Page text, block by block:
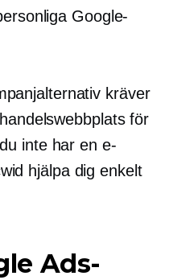
Google-
kräver
för
inte har en e-
hjälpa dig enkelt
Ads-